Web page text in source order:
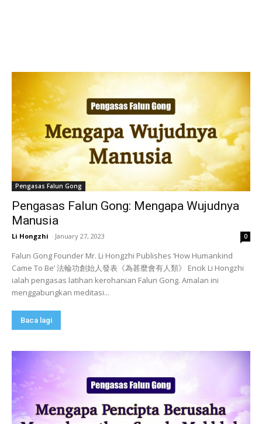
Pengasas Falun Gong
Pengasas Falun Gong: Mengapa Wujudnya
Manusia
Li Hongzhi - January 27, 2023 0
Falun Gong Founder Mr. Li Hongzhi Publishes ‘How Humankind
Came To Be’ 法輪功創始人發表《為甚麼會有人類》 Encik Li Hongzhi
ialah pengasas latihan kerohanian Falun Gong. Amalan ini
menggabungkan meditasi...
Baca lagi